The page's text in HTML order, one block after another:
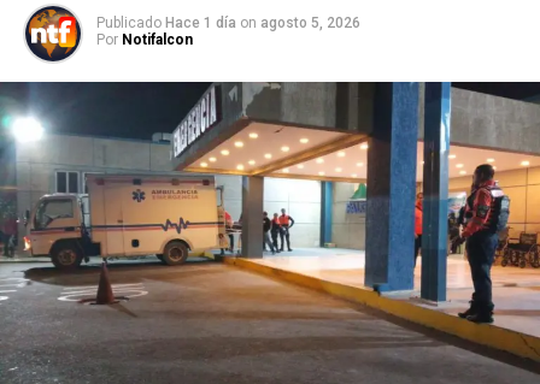
Publicado Hace 1 día on agosto 5, 2026
Por Notifalcon